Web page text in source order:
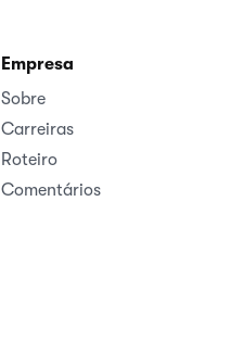
Empresa
Sobre
Carreiras
Roteiro
Comentários